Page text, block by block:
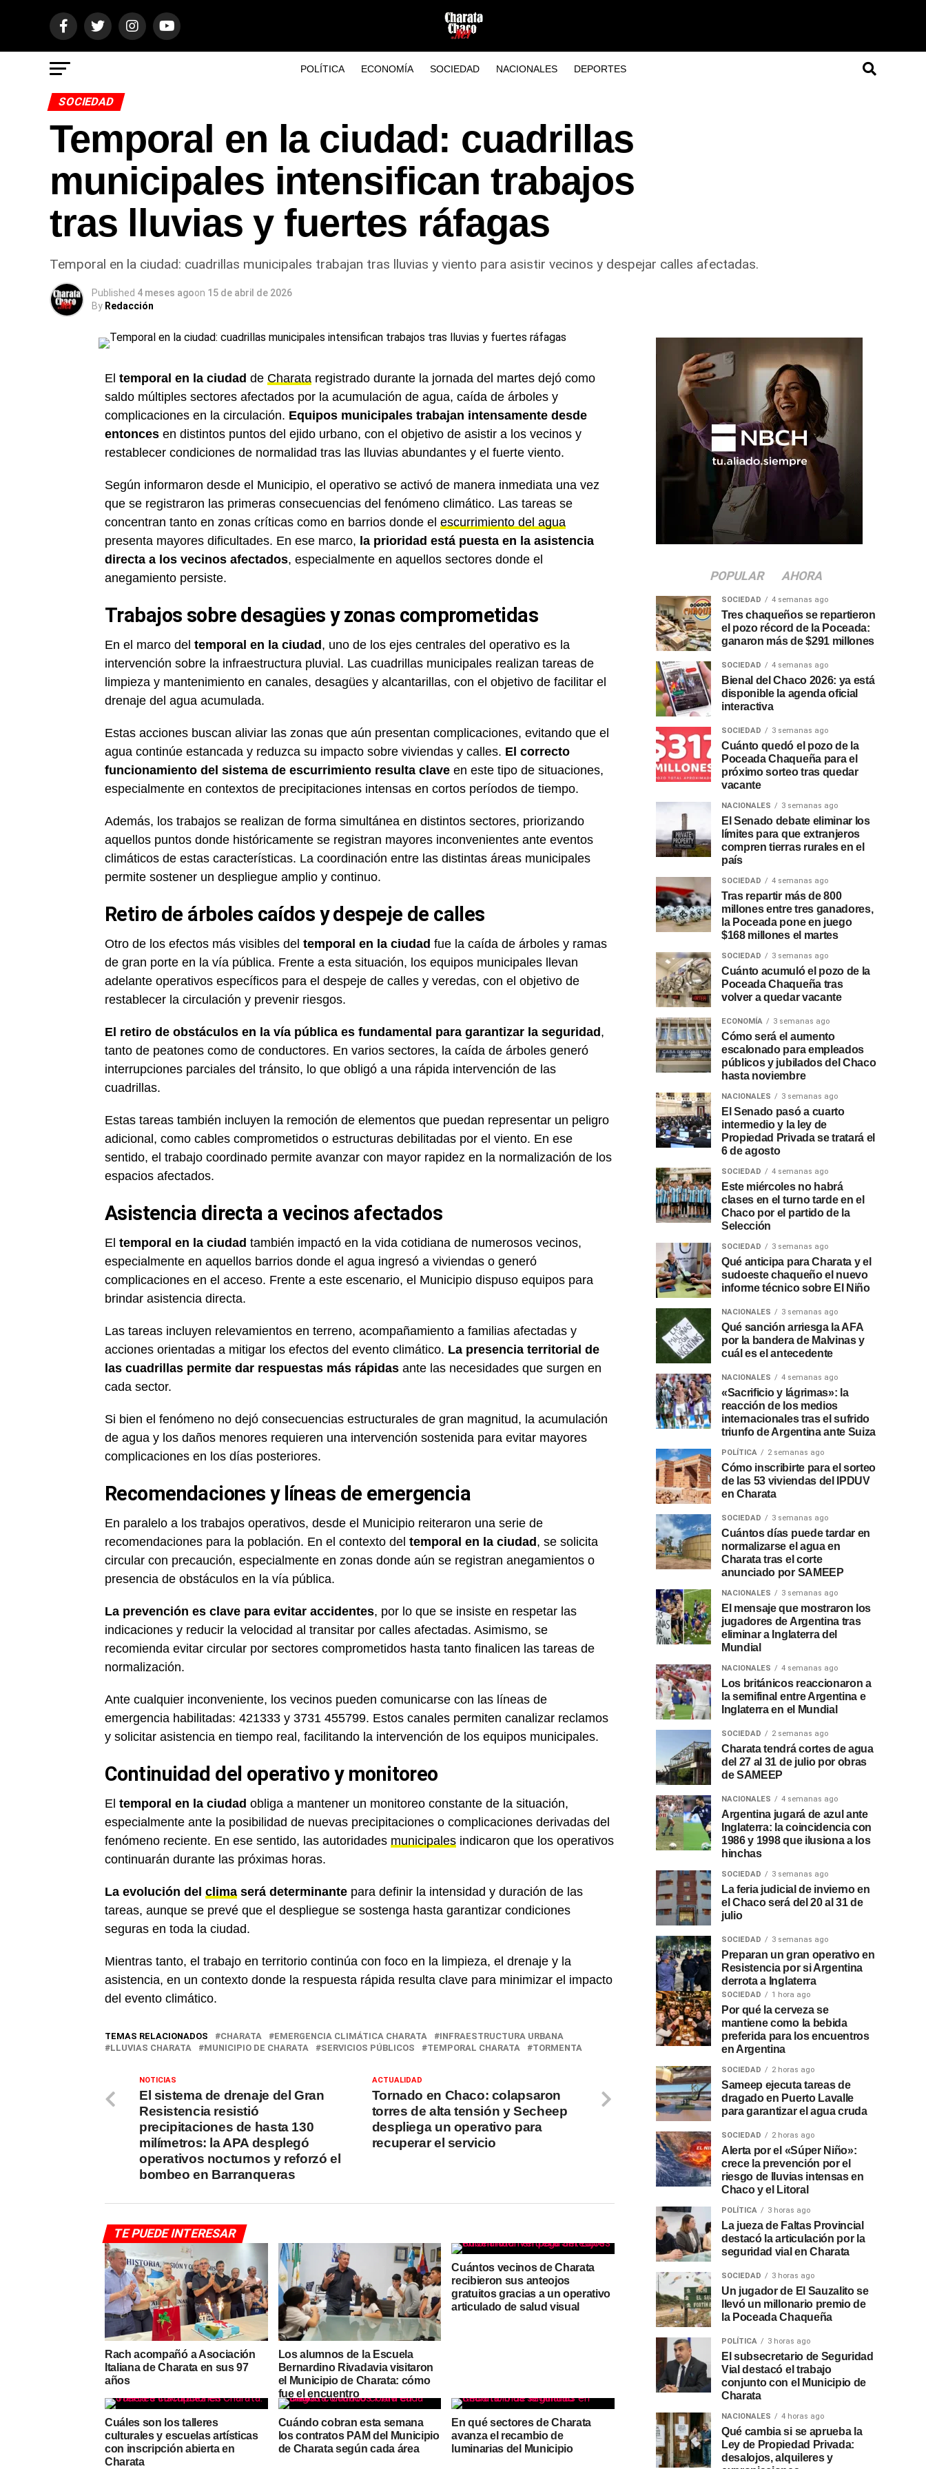
POLÍTICA ECONOMÍA SOCIEDAD NACIONALES DEPORTES
SOCIEDAD
Temporal en la ciudad: cuadrillas
municipales intensifican trabajos
tras lluvias y fuertes ráfagas
Temporal en la ciudad: cuadrillas municipales trabajan tras lluvias y viento para asistir vecinos y despejar calles afectadas.
Published 4 meses agoon 15 de abril de 2026
By Redacción
El temporal en la ciudad de Charata registrado durante la jornada del martes dejó como
saldo múltiples sectores afectados por la acumulación de agua, caída de árboles y
complicaciones en la circulación. Equipos municipales trabajan intensamente desde
entonces en distintos puntos del ejido urbano, con el objetivo de asistir a los vecinos y
restablecer condiciones de normalidad tras las lluvias abundantes y el fuerte viento.
Según informaron desde el Municipio, el operativo se activó de manera inmediata una vez
que se registraron las primeras consecuencias del fenómeno climático. Las tareas se
concentran tanto en zonas críticas como en barrios donde el escurrimiento del agua
presenta mayores dificultades. En ese marco, la prioridad está puesta en la asistencia
directa a los vecinos afectados, especialmente en aquellos sectores donde el
anegamiento persiste.
Trabajos sobre desagües y zonas comprometidas
En el marco del temporal en la ciudad , uno de los ejes centrales del operativo es la
intervención sobre la infraestructura pluvial. Las cuadrillas municipales realizan tareas de
limpieza y mantenimiento en canales, desagües y alcantarillas, con el objetivo de facilitar el
drenaje del agua acumulada.
Estas acciones buscan aliviar las zonas que aún presentan complicaciones, evitando que el
agua continúe estancada y reduzca su impacto sobre viviendas y calles. El correcto
funcionamiento del sistema de escurrimiento resulta clave en este tipo de situaciones,
especialmente en contextos de precipitaciones intensas en cortos períodos de tiempo.
Además, los trabajos se realizan de forma simultánea en distintos sectores, priorizando
aquellos puntos donde históricamente se registran mayores inconvenientes ante eventos
climáticos de estas características. La coordinación entre las distintas áreas municipales
permite sostener un despliegue amplio y continuo.
Retiro de árboles caídos y despeje de calles
Otro de los efectos más visibles del temporal en la ciudad fue la caída de árboles y ramas
de gran porte en la vía pública. Frente a esta situación, los equipos municipales llevan
adelante operativos específicos para el despeje de calles y veredas, con el objetivo de
restablecer la circulación y prevenir riesgos.
El retiro de obstáculos en la vía pública es fundamental para garantizar la seguridad ,
tanto de peatones como de conductores. En varios sectores, la caída de árboles generó
interrupciones parciales del tránsito, lo que obligó a una rápida intervención de las
cuadrillas.
Estas tareas también incluyen la remoción de elementos que puedan representar un peligro
adicional, como cables comprometidos o estructuras debilitadas por el viento. En ese
sentido, el trabajo coordinado permite avanzar con mayor rapidez en la normalización de los
espacios afectados.
Asistencia directa a vecinos afectados
El temporal en la ciudad también impactó en la vida cotidiana de numerosos vecinos,
especialmente en aquellos barrios donde el agua ingresó a viviendas o generó
complicaciones en el acceso. Frente a este escenario, el Municipio dispuso equipos para
brindar asistencia directa.
Las tareas incluyen relevamientos en terreno, acompañamiento a familias afectadas y
acciones orientadas a mitigar los efectos del evento climático. La presencia territorial de
las cuadrillas permite dar respuestas más rápidas ante las necesidades que surgen en
cada sector.
Si bien el fenómeno no dejó consecuencias estructurales de gran magnitud, la acumulación
de agua y los daños menores requieren una intervención sostenida para evitar mayores
complicaciones en los días posteriores.
Recomendaciones y líneas de emergencia
En paralelo a los trabajos operativos, desde el Municipio reiteraron una serie de
recomendaciones para la población. En el contexto del temporal en la ciudad , se solicita
circular con precaución, especialmente en zonas donde aún se registran anegamientos o
presencia de obstáculos en la vía pública.
La prevención es clave para evitar accidentes, por lo que se insiste en respetar las
indicaciones y reducir la velocidad al transitar por calles afectadas. Asimismo, se
recomienda evitar circular por sectores comprometidos hasta tanto finalicen las tareas de
normalización.
Ante cualquier inconveniente, los vecinos pueden comunicarse con las líneas de
emergencia habilitadas: 421333 y 3731 455799. Estos canales permiten canalizar reclamos
y solicitar asistencia en tiempo real, facilitando la intervención de los equipos municipales.
Continuidad del operativo y monitoreo
El temporal en la ciudad obliga a mantener un monitoreo constante de la situación,
especialmente ante la posibilidad de nuevas precipitaciones o complicaciones derivadas del
fenómeno reciente. En ese sentido, las autoridades municipales indicaron que los operativos
continuarán durante las próximas horas.
La evolución del clima será determinante para definir la intensidad y duración de las
tareas, aunque se prevé que el despliegue se sostenga hasta garantizar condiciones
seguras en toda la ciudad.
Mientras tanto, el trabajo en territorio continúa con foco en la limpieza, el drenaje y la
asistencia, en un contexto donde la respuesta rápida resulta clave para minimizar el impacto
del evento climático.
TEMAS RELACIONADOS CHARATA EMERGENCIA CLIMÁTICA CHARATA
INFRAESTRUCTURA URBANA
LLUVIAS CHARATA
MUNICIPIO DE CHARATA SERVICIOS PÚBLICOS TEMPORAL CHARATA TORMENTA
ACTUALIDAD
Tornado en Chaco: colapsaron
torres de alta tensión y Secheep
despliega un operativo para
recuperar el servicio
NOTICIAS
El sistema de drenaje del Gran
Resistencia resistió
precipitaciones de hasta 130
milímetros: la APA desplegó
operativos nocturnos y reforzó el
bombeo en Barranqueras
TE PUEDE INTERESAR
Rach acompañó a Asociación
Italiana de Charata en sus 97
años
Los alumnos de la Escuela
Bernardino Rivadavia visitaron
el Municipio de Charata: cómo
fue el encuentro
Cuántos vecinos de Charata
recibieron sus anteojos
gratuitos gracias a un operativo
articulado de salud visual
Cuáles son los talleres
culturales y escuelas artísticas
con inscripción abierta en
Charata
Cuándo cobran esta semana
los contratos PAM del Municipio
de Charata según cada área
En qué sectores de Charata
avanza el recambio de
luminarias del Municipio
POPULAR AHORA
SOCIEDAD 4 semanas ago
Tres chaqueños se repartieron
el pozo récord de la Poceada:
ganaron más de $291 millones
SOCIEDAD 4 semanas ago
Bienal del Chaco 2026: ya está
disponible la agenda oficial
interactiva
SOCIEDAD 3 semanas ago
Cuánto quedó el pozo de la
Poceada Chaqueña para el
próximo sorteo tras quedar
vacante
NACIONALES 3 semanas ago
El Senado debate eliminar los
límites para que extranjeros
compren tierras rurales en el
país
SOCIEDAD 4 semanas ago
Tras repartir más de 800
millones entre tres ganadores,
la Poceada pone en juego
$168 millones el martes
SOCIEDAD 3 semanas ago
Cuánto acumuló el pozo de la
Poceada Chaqueña tras
volver a quedar vacante
ECONOMÍA 3 semanas ago
Cómo será el aumento
escalonado para empleados
públicos y jubilados del Chaco
hasta noviembre
NACIONALES 3 semanas ago
El Senado pasó a cuarto
intermedio y la ley de
Propiedad Privada se tratará el
6 de agosto
SOCIEDAD 4 semanas ago
Este miércoles no habrá
clases en el turno tarde en el
Chaco por el partido de la
Selección
SOCIEDAD 3 semanas ago
Qué anticipa para Charata y el
sudoeste chaqueño el nuevo
informe técnico sobre El Niño
NACIONALES 3 semanas ago
Qué sanción arriesga la AFA
por la bandera de Malvinas y
cuál es el antecedente
NACIONALES 4 semanas ago
«Sacrificio y lágrimas»: la
reacción de los medios
internacionales tras el sufrido
triunfo de Argentina ante Suiza
POLÍTICA 2 semanas ago
Cómo inscribirte para el sorteo
de las 53 viviendas del IPDUV
en Charata
SOCIEDAD 3 semanas ago
Cuántos días puede tardar en
normalizarse el agua en
Charata tras el corte
anunciado por SAMEEP
NACIONALES 3 semanas ago
El mensaje que mostraron los
jugadores de Argentina tras
eliminar a Inglaterra del
Mundial
NACIONALES 4 semanas ago
Los británicos reaccionaron a
la semifinal entre Argentina e
Inglaterra en el Mundial
SOCIEDAD 2 semanas ago
Charata tendrá cortes de agua
del 27 al 31 de julio por obras
de SAMEEP
NACIONALES 4 semanas ago
Argentina jugará de azul ante
Inglaterra: la coincidencia con
1986 y 1998 que ilusiona a los
hinchas
SOCIEDAD 3 semanas ago
La feria judicial de invierno en
el Chaco será del 20 al 31 de
julio
SOCIEDAD 3 semanas ago
Preparan un gran operativo en
Resistencia por si Argentina
derrota a Inglaterra
SOCIEDAD 1 hora ago
Por qué la cerveza se
mantiene como la bebida
preferida para los encuentros
en Argentina
SOCIEDAD 2 horas ago
Sameep ejecuta tareas de
dragado en Puerto Lavalle
para garantizar el agua cruda
SOCIEDAD 2 horas ago
Alerta por el «Súper Niño»:
crece la prevención por el
riesgo de lluvias intensas en
Chaco y el Litoral
POLÍTICA 3 horas ago
La jueza de Faltas Provincial
destacó la articulación por la
seguridad vial en Charata
SOCIEDAD 3 horas ago
Un jugador de El Sauzalito se
llevó un millonario premio de
la Poceada Chaqueña
POLÍTICA 3 horas ago
El subsecretario de Seguridad
Vial destacó el trabajo
conjunto con el Municipio de
Charata
NACIONALES 4 horas ago
Qué cambia si se aprueba la
Ley de Propiedad Privada:
desalojos, alquileres y